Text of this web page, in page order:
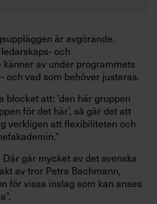
är avgörande.
och
av under programmets
och vad som behöver justeras.
att: ’den här gruppen
för det här’, så går det att
verkligen att flexibiliteten och
går mycket av det svenska
av tror Petra Bachmann,
för vissa inslag som kan anses